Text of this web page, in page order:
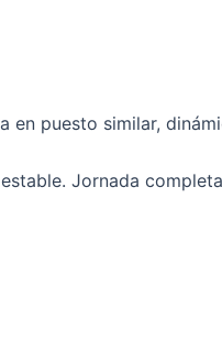
en puesto similar,
Jornada